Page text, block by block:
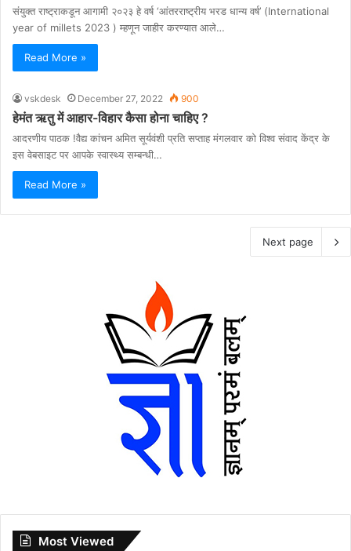
संयुक्त राष्ट्राकडून आगामी २०२३ हे वर्ष ‘आंतरराष्ट्रीय भरड धान्य वर्ष’ (International
year of millets 2023 ) म्हणून जाहीर करण्यात आले…
Read More »
vskdesk December 27, 2022 900
हेमंत ऋतु में आहार-विहार कैसा होना चाहिए ?
आदरणीय पाठक !वैद्य कांचन अमित सूर्यवंशी प्रति सप्ताह मंगलवार को विश्व संवाद केंद्र के
इस वेबसाइट पर आपके स्वास्थ्य सम्बन्धी…
Read More »
Next page
Most Viewed